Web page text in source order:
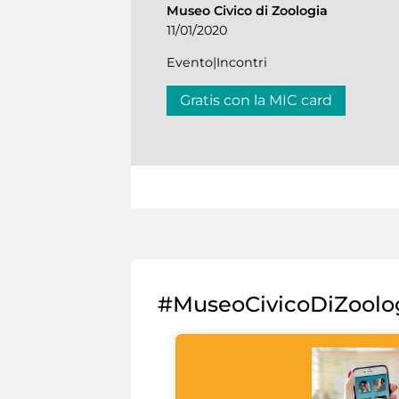
Museo Civico di Zoologia
11/01/2020
Evento|Incontri
Gratis con la MIC card